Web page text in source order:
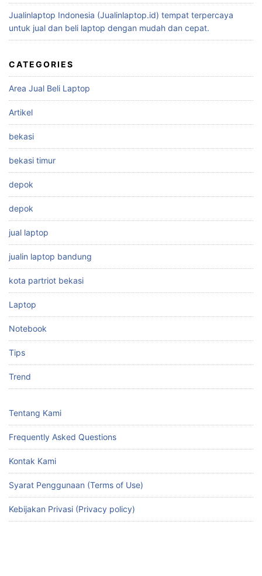
Jualinlaptop Indonesia (Jualinlaptop.id) tempat terpercaya
untuk jual dan beli laptop dengan mudah dan cepat.
CATEGORIES
Area Jual Beli Laptop
Artikel
bekasi
bekasi timur
depok
depok
jual laptop
jualin laptop bandung
kota partriot bekasi
Laptop
Notebook
Tips
Trend
Tentang Kami
Frequently Asked Questions
Kontak Kami
Syarat Penggunaan (Terms of Use)
Kebijakan Privasi (Privacy policy)